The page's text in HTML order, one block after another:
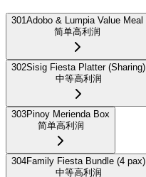
301Adobo & Lumpia Value Meal
简单高利润
302Sisig Fiesta Platter (Sharing)
中等高利润
303Pinoy Merienda Box
简单高利润
304Family Fiesta Bundle (4 pax)
中等高利润